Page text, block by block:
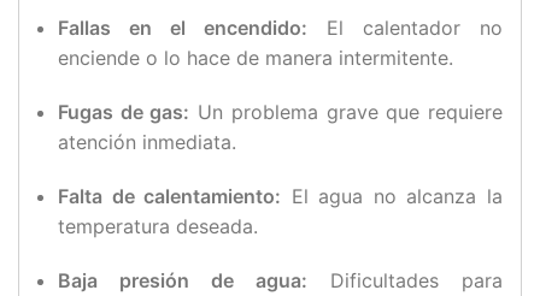
Fallas en el encendido: El calentador no
enciende o lo hace de manera intermitente.
Fugas de gas: Un problema grave que requiere
atención inmediata.
Falta de calentamiento: El agua no alcanza la
temperatura deseada.
Baja presión de agua: Dificultades para